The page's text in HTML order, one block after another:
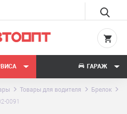
ГАРАЖ
Товары для водителя
Брелок
0091